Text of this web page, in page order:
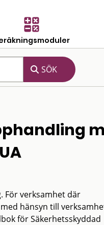
För verksamhet där
hänsyn till
för Säkerhetsskyddad